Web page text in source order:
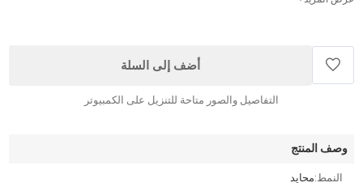
أضف إلى السلة
التفاصيل والصور متاحة للتنزيل على الكمبيوتر
وصف المنتج
النمط:محايد